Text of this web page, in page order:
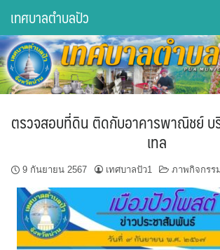
content
DWQA Ask Question
DWQA Questions
กองการศึกษา
กองคลัง
กองช่าง
กองยุทธศาสตร์และงบประมาณ
เทศบาลตำบลปัว
ตรวจสอบที่ดิน ติดกับอาคารพาณิชย์ บ
เทล
9 กันยายน 2567 เทศบาลปัว1 ภาพกิจกรร